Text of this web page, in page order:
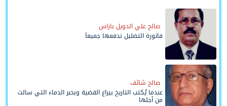
صالح علي الدويل باراس
فاتورة التضليل ندفعها جميعاً
صالح شائف
عندما يُكتب التاريخ بيراع القضية وبحبر الدماء التي سالت
من أجلها